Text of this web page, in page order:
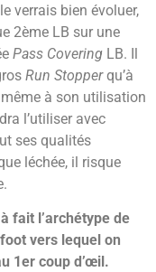
verrais bien évoluer,
2ème LB sur une
Pass Covering LB. Il
Run Stopperqu’à
à son utilisation
l’utiliser avec
ses qualités
léchée, il risque
fait l’archétype de
vers lequel on
1er coup d’œil.